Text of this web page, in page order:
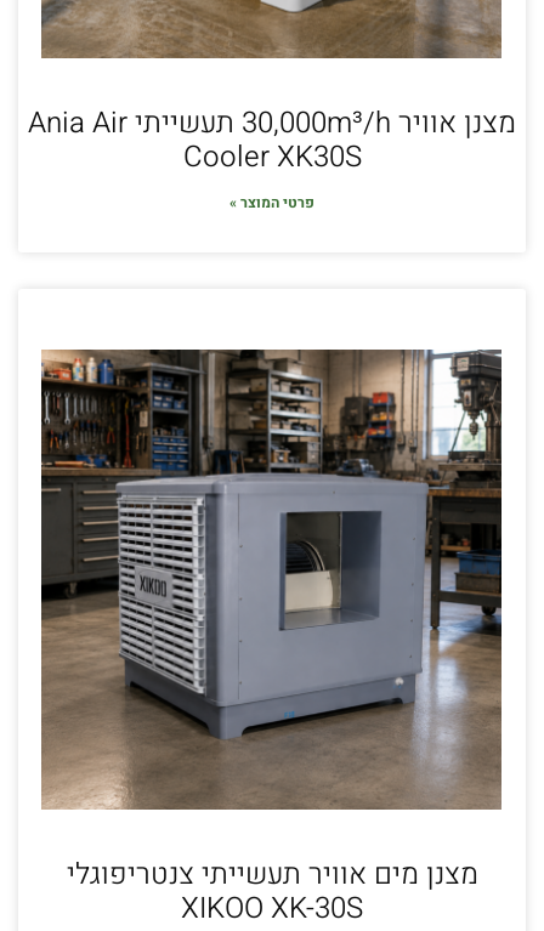
מצנן אוויר 30,000m³/h תעשייתי Ania Air
Cooler XK30S
פרטי המוצר »
מצנן מים אוויר תעשייתי צנטריפוגלי
XIKOO XK-30S